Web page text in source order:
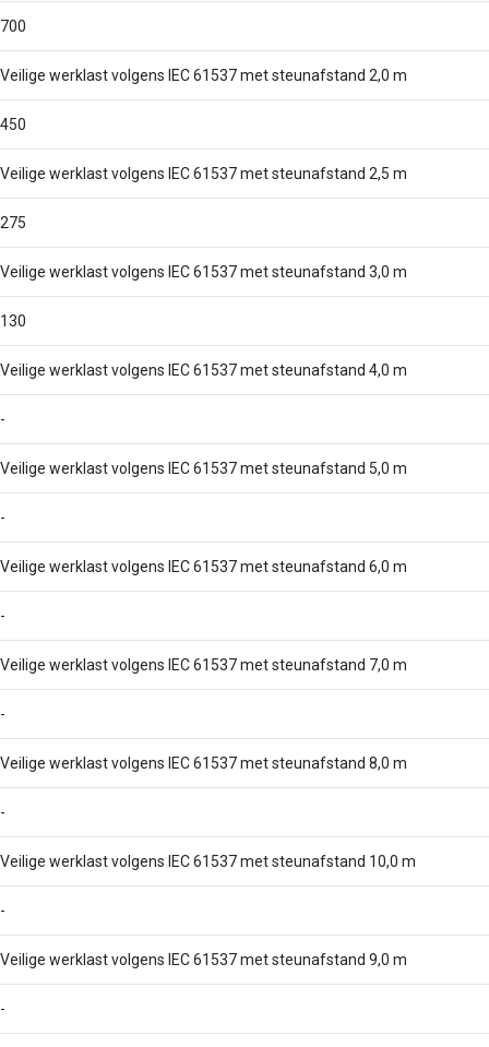
700
Veilige werklast volgens IEC 61537 met steunafstand 2,0 m
450
Veilige werklast volgens IEC 61537 met steunafstand 2,5 m
275
Veilige werklast volgens IEC 61537 met steunafstand 3,0 m
130
Veilige werklast volgens IEC 61537 met steunafstand 4,0 m
-
Veilige werklast volgens IEC 61537 met steunafstand 5,0 m
-
Veilige werklast volgens IEC 61537 met steunafstand 6,0 m
-
Veilige werklast volgens IEC 61537 met steunafstand 7,0 m
-
Veilige werklast volgens IEC 61537 met steunafstand 8,0 m
-
Veilige werklast volgens IEC 61537 met steunafstand 10,0 m
-
Veilige werklast volgens IEC 61537 met steunafstand 9,0 m
-